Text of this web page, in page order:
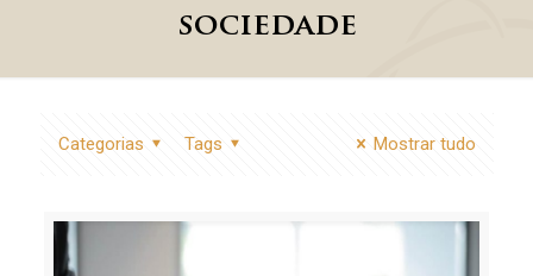
sociedade
Categorias Tags Mostrar tudo